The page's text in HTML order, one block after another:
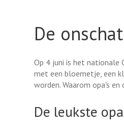
De
Op 4 juni is het nationale
met een bloemetje, een
worden. Waarom opa's
De leukste